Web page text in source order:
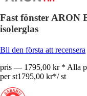
Fast fönster ARON
isolerglas
Bli den första att recensera
pris — 1795,00 kr * Alla
per st1795,00 kr*/ st